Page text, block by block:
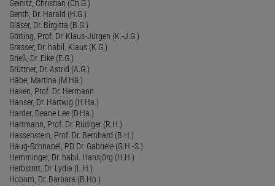
Geinitz, Christian (Ch.G.)
Genth, Dr. Harald (H.G.)
Gläser, Dr. Birgitta (B.G.)
Götting, Prof. Dr. Klaus-Jürgen (K.-J.G.)
Grasser, Dr. habil. Klaus (K.G.)
Grieß, Dr. Eike (E.G.)
Grüttner, Dr. Astrid (A.G.)
Häbe, Martina (M.Hä.)
Haken, Prof. Dr. Hermann
Hanser, Dr. Hartwig (H.Ha.)
Harder, Deane Lee (D.Ha.)
Hartmann, Prof. Dr. Rüdiger (R.H.)
Hassenstein, Prof. Dr. Bernhard (B.H.)
Haug-Schnabel, PD Dr. Gabriele (G.H.-S.)
Hemminger, Dr. habil. Hansjörg (H.H.)
Herbstritt, Dr. Lydia (L.H.)
Hobom, Dr. Barbara (B.Ho.)